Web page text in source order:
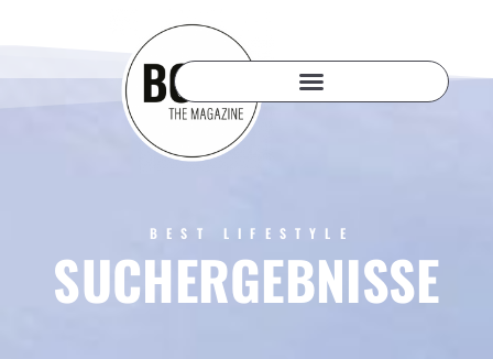
BEST LIFESTYLE
SUCHERGEBNISSE